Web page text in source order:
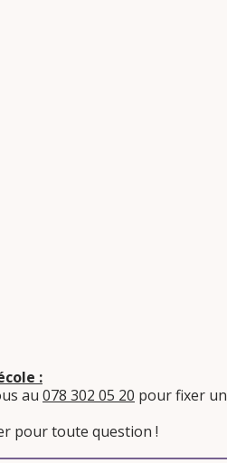
:
au 078 302 05 20 pour fixer un
pour toute question !​